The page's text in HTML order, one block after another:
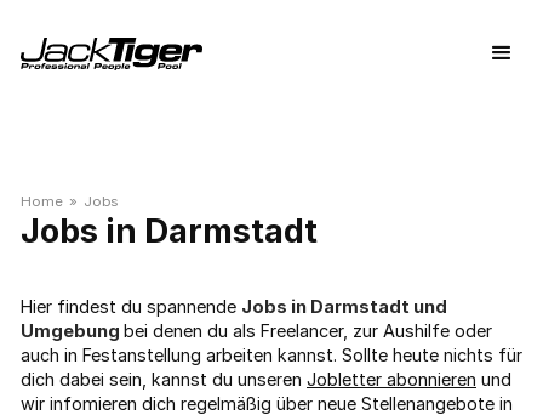
Home » Jobs
Darmstadt
Hier findest du spannende Jobs in Darmstadt und
Umgebung bei denen du als Freelancer, zur Aushilfe oder
auch in Festanstellung arbeiten kannst. Sollte heute nichts für
dich dabei sein, kannst du unseren Jobletter abonnieren und
wir infomieren dich regelmäßig über neue Stellenangebote in